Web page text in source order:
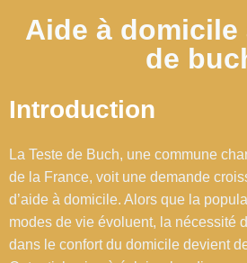
Aide à domicile
de
Introduction
La Teste de Buch, une commune
de la France, voit une demande
d’aide à domicile. Alors que la
modes de vie évoluent, la nécessité
dans le confort du domicile devient